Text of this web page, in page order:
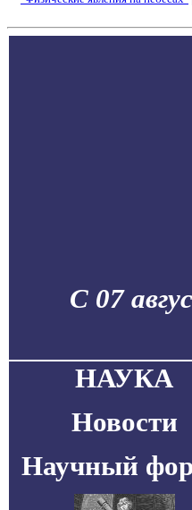
С 07
НАУКА
Новости
Научный